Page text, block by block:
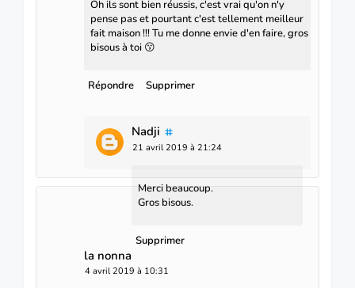
Oh ils sont bien réussis, c'est vrai qu'on n'y
pense pas et pourtant c'est tellement meilleur
fait maison !!! Tu me donne envie d'en faire, gros
bisous à toi 😗
Répondre Supprimer
Nadji
21 avril 2019 à 21:24
Merci beaucoup.
Gros bisous.
Supprimer
la nonna
4 avril 2019 à 10:31